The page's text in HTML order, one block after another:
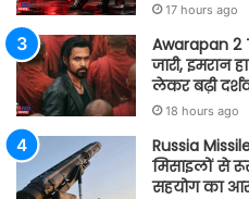
17 hours ago
Awarapan 2
जारी, इमरान
लेकर बढ़ी
18 hours ago
Russia
मिसाइलों से
सहयोग का